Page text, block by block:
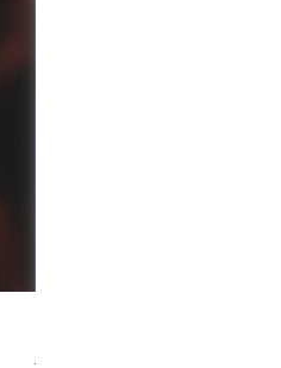
一般價格
HK$759.00